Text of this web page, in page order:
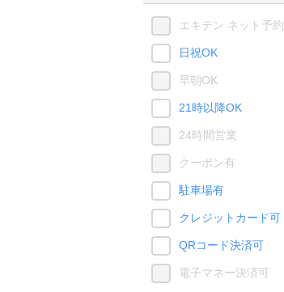
エキテン ネット予約
日祝OK
早朝OK
21時以降OK
24時間営業
クーポン有
駐車場有
クレジットカード可
QRコード決済可
電子マネー決済可